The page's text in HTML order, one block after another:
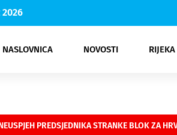
NASLOVNICA NOVOSTI
Rijeka Opatija
NK
Moda
Kultura
PREDSJEDNIKA STRANKE BLOK ZA